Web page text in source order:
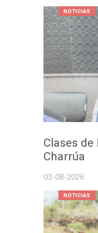
Clases de
Charrúa
03-08-2026
NOTICIAS
NOTICIAS